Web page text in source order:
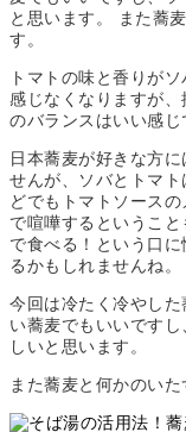
トマトの味と香りが
感じなくなりますが
のバランスはいい感じ
日本蕎麦が好きな方
せんが、ソバとトマ
どでもトマトソース
で喧嘩するというこ
で食べる！という口
るかもしれませんね。
今回は冷たく冷やし
い蕎麦でもいいです
しいと思います。
また蕎麦と何かのいた